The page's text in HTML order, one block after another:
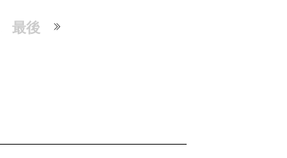
最後